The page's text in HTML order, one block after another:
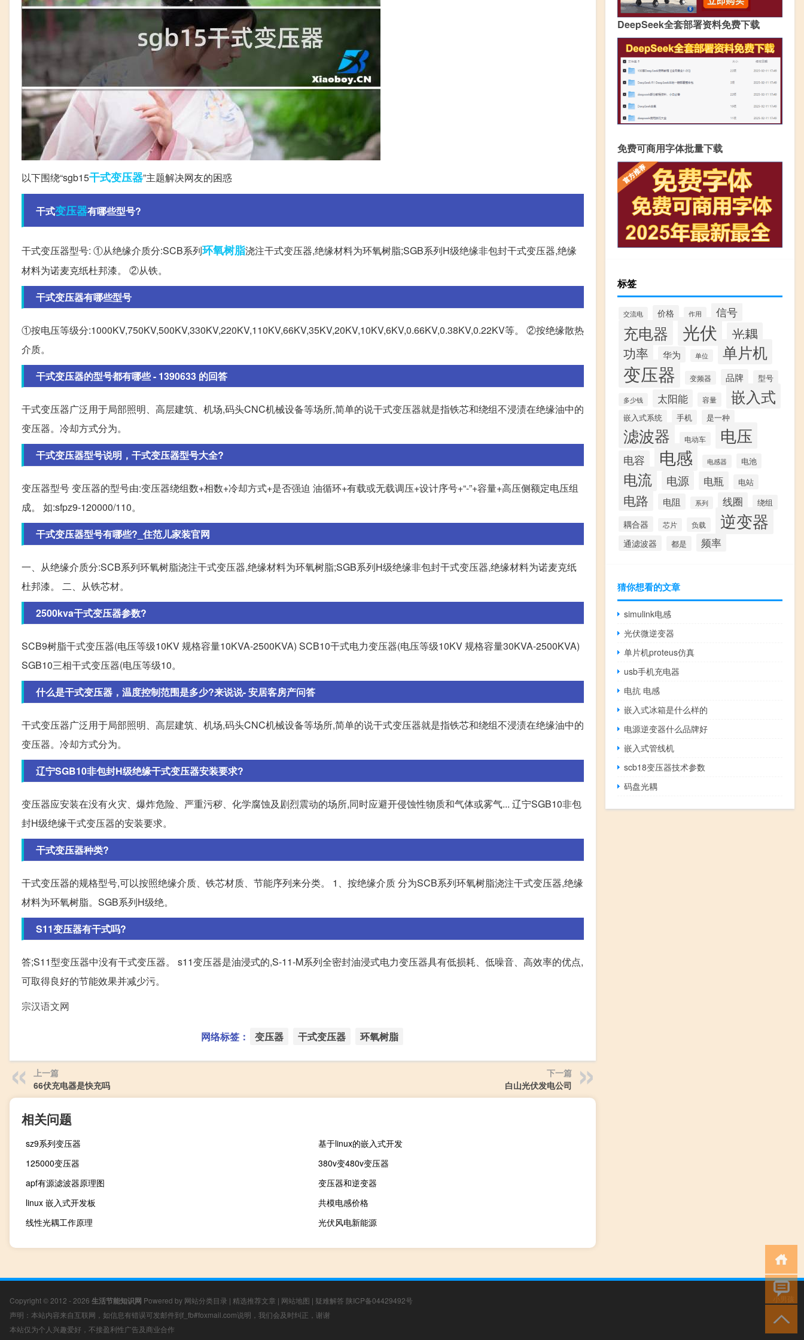
以下围绕“sgb15干式变压器”主题解决网友的困惑
干式变压器有哪些型号?
干式变压器型号: ①从绝缘介质分:SCB系列环氧树脂浇注干式变压器,绝缘材料为环氧树脂;SGB系列H级绝缘非包封干式变压器,绝缘
材料为诺麦克纸杜邦漆。 ②从铁。
干式变压器有哪些型号
①按电压等级分:1000KV,750KV,500KV,330KV,220KV,110KV,66KV,35KV,20KV,10KV,6KV,0.66KV,0.38KV,0.22KV等。 ②按绝缘散热
介质。
干式变压器的型号都有哪些 - 1390633 的回答
干式变压器广泛用于局部照明、高层建筑、机场,码头CNC机械设备等场所,简单的说干式变压器就是指铁芯和绕组不浸渍在绝缘油中的
变压器。冷却方式分为。
干式变压器型号说明，干式变压器型号大全?
变压器型号 变压器的型号由:变压器绕组数+相数+冷却方式+是否强迫 油循环+有载或无载调压+设计序号+“-”+容量+高压侧额定电压组
成。 如:sfpz9-120000/110。
干式变压器型号有哪些?_住范儿家装官网
一、从绝缘介质分:SCB系列环氧树脂浇注干式变压器,绝缘材料为环氧树脂;SGB系列H级绝缘非包封干式变压器,绝缘材料为诺麦克纸
杜邦漆。 二、从铁芯材。
2500kva干式变压器参数?
SCB9树脂干式变压器(电压等级10KV 规格容量10KVA-2500KVA) SCB10干式电力变压器(电压等级10KV 规格容量30KVA-2500KVA)
SGB10三相干式变压器(电压等级10。
什么是干式变压器，温度控制范围是多少?来说说- 安居客房产问答
干式变压器广泛用于局部照明、高层建筑、机场,码头CNC机械设备等场所,简单的说干式变压器就是指铁芯和绕组不浸渍在绝缘油中的
变压器。冷却方式分为。
辽宁SGB10非包封H级绝缘干式变压器安装要求?
变压器应安装在没有火灾、爆炸危险、严重污秽、化学腐蚀及剧烈震动的场所,同时应避开侵蚀性物质和气体或雾气... 辽宁SGB10非包
封H级绝缘干式变压器的安装要求。
干式变压器种类?
干式变压器的规格型号,可以按照绝缘介质、铁芯材质、节能序列来分类。 1、按绝缘介质 分为SCB系列环氧树脂浇注干式变压器,绝缘
材料为环氧树脂。SGB系列H级绝。
S11变压器有干式吗?
答;S11型变压器中没有干式变压器。 s11变压器是油浸式的,S-11-M系列全密封油浸式电力变压器具有低损耗、低噪音、高效率的优点,
可取得良好的节能效果并减少污。
宗汉语文网
网络标签： 变压器 干式变压器 环氧树脂
上一篇
66伏充电器是快充吗
下一篇
白山光伏发电公司
相关问题
sz9系列变压器
基于linux的嵌入式开发
125000变压器
380v变480v变压器
apf有源滤波器原理图
变压器和逆变器
linux 嵌入式开发板
共模电感价格
线性光耦工作原理
光伏风电新能源
DeepSeek全套部署资料免费下载
免费可商用字体批量下载
标签
交流电 价格 作用 信号
充电器 光伏
光耦
功率
华为 单位 单片机
变压器 变频器 品牌 型号
多少钱 太阳能 容量 嵌入式
嵌入式系统 手机 是一种
滤波器 电动车 电压
电容 电感 电感器 电池
电流 电源 电瓶 电站
电路 电阻 系列 线圈 绕组
耦合器 芯片 负载 逆变器
通滤波器 都是 频率
猜你想看的文章
simulink电感
光伏微逆变器
单片机proteus仿真
usb手机充电器
电抗 电感
嵌入式冰箱是什么样的
电源逆变器什么品牌好
嵌入式管线机
scb18变压器技术参数
码盘光耦
Copyright © 2012 - 2026 生活节能知识网 Powered by 网站分类目录 | 精选推荐文章 | 网站地图 | 疑难解答 陕ICP备04429492号
声明：本站内容来自互联网，如信息有错误可发邮件到f_fb#foxmail.com说明，我们会及时纠正，谢谢
本站仅为个人兴趣爱好，不接盈利性广告及商业合作
小男孩